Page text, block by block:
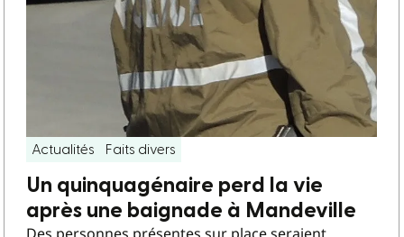
Actualités Faits divers
Un quinquagénaire perd la vie
après une baignade à Mandeville